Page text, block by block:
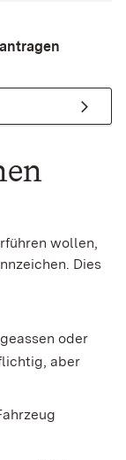
wollen,
Dies
oder
aber